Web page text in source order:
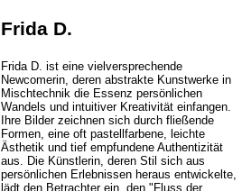
Frida D.
Frida D. ist eine vielversprechende
Newcomerin, deren abstrakte Kunstwerke in
Mischtechnik die Essenz persönlichen
Wandels und intuitiver Kreativität einfangen.
Ihre Bilder zeichnen sich durch fließende
Formen, eine oft pastellfarbene, leichte
Ästhetik und tief empfundene Authentizität
aus. Die Künstlerin, deren Stil sich aus
persönlichen Erlebnissen heraus entwickelte,
lädt den Betrachter ein, den "Fluss der